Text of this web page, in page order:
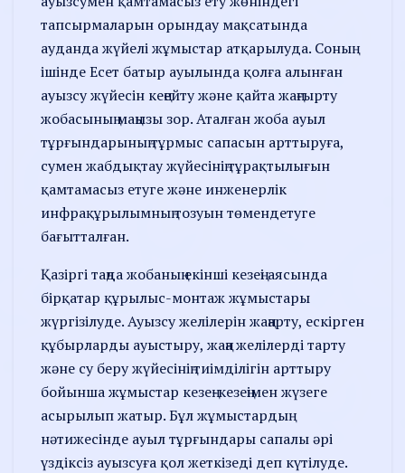
тапсырмаларын орындау мақсатында
ауданда жүйелі жұмыстар атқарылуда. Соның
ішінде Есет батыр ауылында қолға алынған
ауызсу жүйесін кеңейту және қайта жаңғырту
жобасының маңызы зор. Аталған жоба ауыл
тұрғындарының тұрмыс сапасын арттыруға,
сумен жабдықтау жүйесінің тұрақтылығын
қамтамасыз етуге және инженерлік
инфрақұрылымның тозуын төмендетуге
бағытталған.
Қазіргі таңда жобаның екінші кезеңі аясында
бірқатар құрылыс-монтаж жұмыстары
жүргізілуде. Ауызсу желілерін жаңарту, ескірген
құбырларды ауыстыру, жаңа желілерді тарту
және су беру жүйесінің тиімділігін арттыру
бойынша жұмыстар кезең-кезеңімен жүзеге
асырылып жатыр. Бұл жұмыстардың
нәтижесінде ауыл тұрғындары сапалы әрі
үздіксіз ауызсуға қол жеткізеді деп күтілуде.